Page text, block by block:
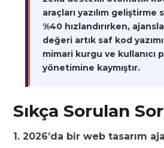
araçları yazılım geliştirme
%40 hızlandırırken,
değeri artık saf kod
mimari kurgu ve kullanıcı
yönetimine kaymıştır.
Sıkça Sorulan
1. 2026’da bir web tasarım